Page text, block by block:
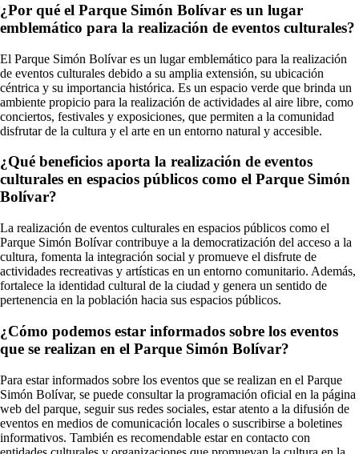
¿Por qué el Parque Simón Bolívar es un lugar
emblemático para la realización de eventos culturales?
El Parque Simón Bolívar es un lugar emblemático para la realización
de eventos culturales debido a su amplia extensión, su ubicación
céntrica y su importancia histórica. Es un espacio verde que brinda un
ambiente propicio para la realización de actividades al aire libre, como
conciertos, festivales y exposiciones, que permiten a la comunidad
disfrutar de la cultura y el arte en un entorno natural y accesible.
¿Qué beneficios aporta la realización de eventos
culturales en espacios públicos como el Parque Simón
Bolívar?
La realización de eventos culturales en espacios públicos como el
Parque Simón Bolívar contribuye a la democratización del acceso a la
cultura, fomenta la integración social y promueve el disfrute de
actividades recreativas y artísticas en un entorno comunitario. Además,
fortalece la identidad cultural de la ciudad y genera un sentido de
pertenencia en la población hacia sus espacios públicos.
¿Cómo podemos estar informados sobre los eventos
que se realizan en el Parque Simón Bolívar?
Para estar informados sobre los eventos que se realizan en el Parque
Simón Bolívar, se puede consultar la programación oficial en la página
web del parque, seguir sus redes sociales, estar atento a la difusión de
eventos en medios de comunicación locales o suscribirse a boletines
informativos. También es recomendable estar en contacto con